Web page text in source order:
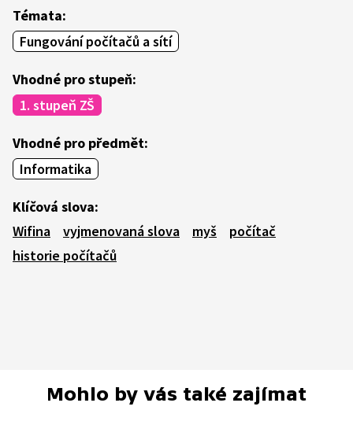
Témata:
Fungování počítačů a sítí
Vhodné pro stupeň:
1. stupeň ZŠ
Vhodné pro předmět:
Informatika
Klíčová slova:
Wifina
vyjmenovaná slova myš
počítač
historie počítačů
Mohlo by vás také zajímat